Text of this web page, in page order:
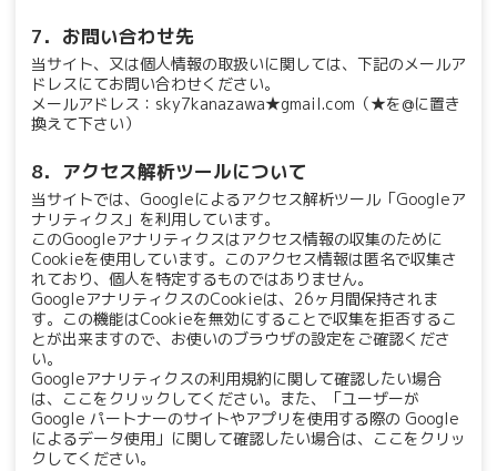
7．お問い合わせ先
当サイト、又は個人情報の取扱いに関しては、下記のメールア
ドレスにてお問い合わせください。
メールアドレス：sky7kanazawa★gmail.com（★を@に置き
換えて下さい）
8．アクセス解析ツールについて
当サイトでは、Googleによるアクセス解析ツール「Googleア
ナリティクス」を利用しています。
このGoogleアナリティクスはアクセス情報の収集のために
Cookieを使用しています。このアクセス情報は匿名で収集さ
れており、個人を特定するものではありません。
GoogleアナリティクスのCookieは、26ヶ月間保持されま
す。この機能はCookieを無効にすることで収集を拒否するこ
とが出来ますので、お使いのブラウザの設定をご確認くださ
い。
Googleアナリティクスの利用規約に関して確認したい場合
は、
ここをクリック してください。また、「ユーザーが
Google パートナーのサイトやアプリを使用する際の Google
によるデータ使用」に関して確認したい場合は、
ここをクリッ
ク してください。